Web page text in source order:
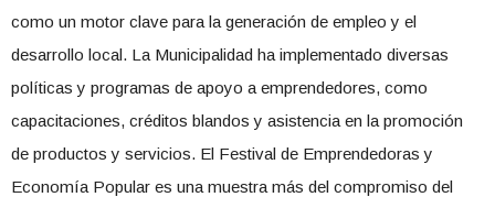
como un motor clave para la generación de empleo y el
desarrollo local. La Municipalidad ha implementado diversas
políticas y programas de apoyo a emprendedores, como
capacitaciones, créditos blandos y asistencia en la promoción
de productos y servicios. El Festival de Emprendedoras y
Economía Popular es una muestra más del compromiso del